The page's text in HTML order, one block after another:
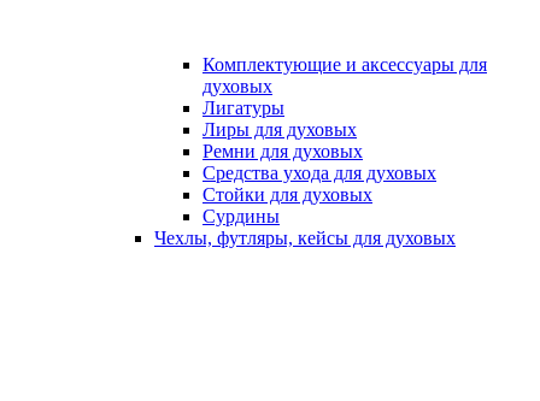
Комплектующие и аксессуары для
духовых
Лигатуры
Лиры для духовых
Ремни для духовых
Средства ухода для духовых
Стойки для духовых
Сурдины
Чехлы, футляры, кейсы для духовых